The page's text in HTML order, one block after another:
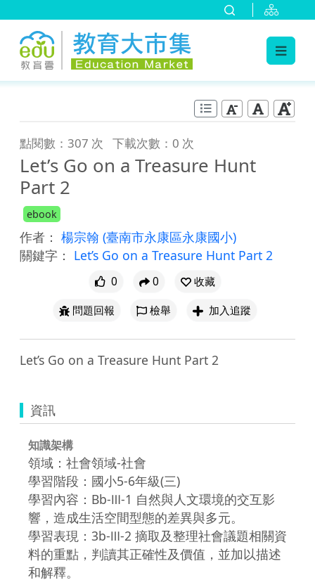
點閱數：307 次 下載次數：0 次
Let’s Go on a Treasure Hunt
Part 2
ebook
作者： 楊宗翰 (臺南市永康區永康國小)
關鍵字： Let’s Go on a Treasure Hunt Part 2
0 0
收藏
問題回報
檢舉 加入追蹤
Let’s Go on a Treasure Hunt Part 2
資訊
知識架構
領域：社會領域-社會
學習階段：國小5-6年級(三)
學習內容：Bb-Ⅲ-1 自然與人文環境的交互影
響，造成生活空間型態的差異與多元。
學習表現：3b-Ⅲ-2 摘取及整理社會議題相關資
料的重點，判讀其正確性及價值，並加以描述
和解釋。